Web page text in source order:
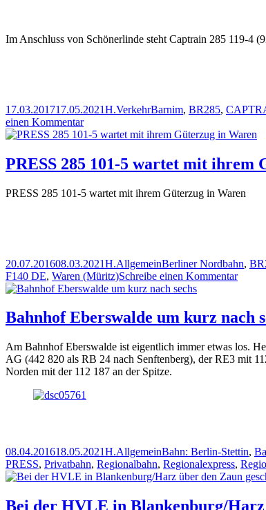
Werneuchen
Im Anschluss von Schönerlinde steht Captrain 285 119-4
Veröffentlicht
am
17.03.201717.05.2021Autor
H.Kategorien
VerkehrSchlagwörter
Barnim, BR285,
einen Kommentarzu
285
4
in
PRESS 285 101-5 wartet mit ihrem
PRESS 285 101-5 wartet mit ihrem Güterzug in Waren
Veröffentlicht
am
20.07.201608.03.2021Autor
H.Kategorien
AllgemeinSchlagwörter
Berliner Nordbahn,
F140 DE, Waren (Müritz)Schreibe einen Kommentarzu
101-
5
mit
ihrem
Bahnhof Eberswalde um kurz nach
Am Bahnhof Eberswalde ist eigentlich immer etwas los.
AG (442 820 als RB 24 nach Senftenberg), der RE3 mit
Norden mit der 112 187 an der Spitze.
Veröffentlicht
am
08.04.201618.05.2021Autor
H.Kategorien
AllgemeinSchlagwörter
Bahn: Berlin-Stettin,
PRESS, Privatbahn, Regionalbahn, Regionalexpress,
Bei der HVLE in Blankenburg/Harz